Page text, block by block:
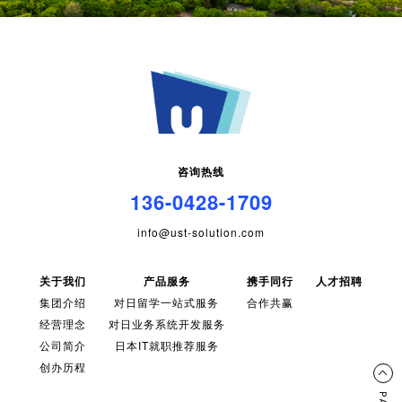
咨询热线
136-0428-1709
info@ust-solution.com
关于我们
集团介绍
经营理念
公司简介
创办历程
产品服务
对日留学一站式服务
对日业务系统开发服务
日本IT就职推荐服务
携手同行
合作共赢
人才招聘